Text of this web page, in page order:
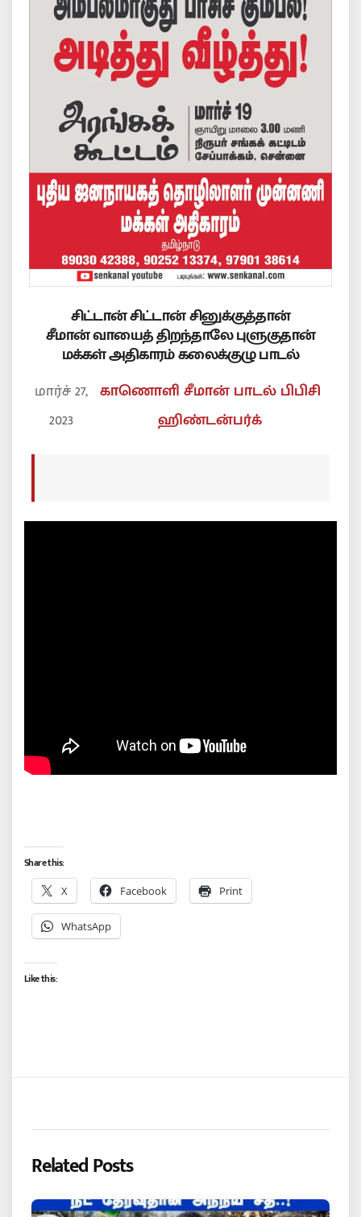
சிட்டான் சிட்டான் சினுக்குத்தான்
சீமான் வாயைத் திறந்தாலே புளுகுதான்
மக்கள் அதிகாரம் கலைக்குழு பாடல்
மார்ச் 27,
2023
காணொளிசீமான்பாடல்பிபிசி
ஹிண்டன்பர்க்
Share this:
X Facebook Print
WhatsApp
Like this:
Related Posts